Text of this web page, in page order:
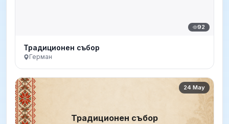
92
Традиционен събор
Герман
Традиционен събор
24 May